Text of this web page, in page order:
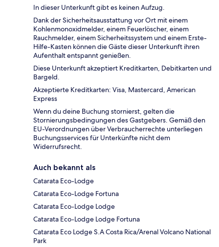
In dieser Unterkunft gibt es keinen Aufzug.
Dank der Sicherheitsausstattung vor Ort mit einem
Kohlenmonoxidmelder, einem Feuerlöscher, einem
Rauchmelder, einem Sicherheitssystem und einem Erste-
Hilfe-Kasten können die Gäste dieser Unterkunft ihren
Aufenthalt entspannt genießen.
Diese Unterkunft akzeptiert Kreditkarten, Debitkarten und
Bargeld.
Akzeptierte Kreditkarten: Visa, Mastercard, American
Express
Wenn du deine Buchung stornierst, gelten die
Stornierungsbedingungen des Gastgebers. Gemäß den
EU-Verordnungen über Verbraucherrechte unterliegen
Buchungsservices für Unterkünfte nicht dem
Widerrufsrecht.
Auch bekannt als
Catarata Eco-Lodge
Catarata Eco-Lodge Fortuna
Catarata Eco-Lodge Lodge
Catarata Eco-Lodge Lodge Fortuna
Catarata Eco Lodge S.A Costa Rica/Arenal Volcano National
Park